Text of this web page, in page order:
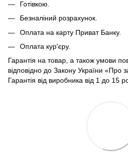
Готівкою.
Безналіний розрахунок.
Оплата на карту Приват Банку.
Оплата кур'єру.
Гарантія на товар, а також умови
відповідно до Закону України «Про
Гарантія від виробника від 1 до 15